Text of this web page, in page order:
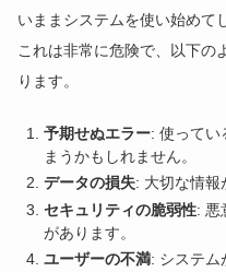
いままシステムを使い始めて
これは非常に危険で、以下の
ります。
予期せぬエラー: 使ってい
まうかもしれません。
データの損失: 大切な情報
セキュリティの脆弱性: 悪
があります。
ユーザーの不満: システム